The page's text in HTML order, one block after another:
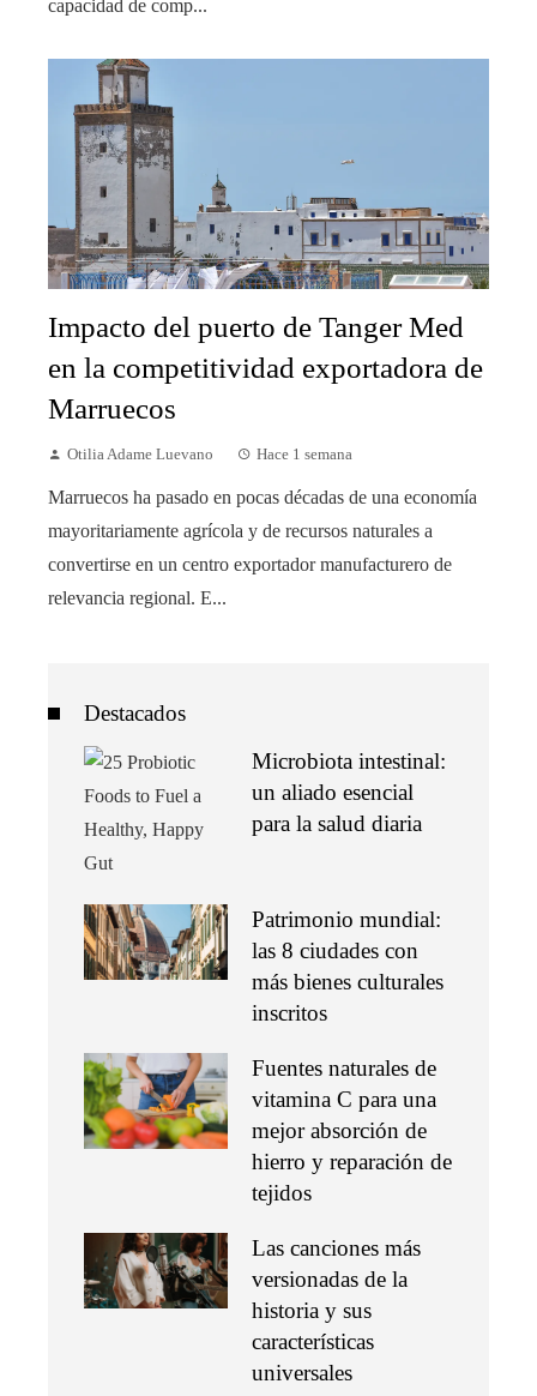
capacidad de comp...
Impacto del puerto de Tanger Med
en la competitividad exportadora de
Marruecos
Otilia Adame Luevano Hace 1 semana
Marruecos ha pasado en pocas décadas de una economía
mayoritariamente agrícola y de recursos naturales a
convertirse en un centro exportador manufacturero de
relevancia regional. E...
Destacados
Microbiota intestinal:
un aliado esencial
para la salud diaria
Patrimonio mundial:
las 8 ciudades con
más bienes culturales
inscritos
Fuentes naturales de
vitamina C para una
mejor absorción de
hierro y reparación de
tejidos
Las canciones más
versionadas de la
historia y sus
características
universales